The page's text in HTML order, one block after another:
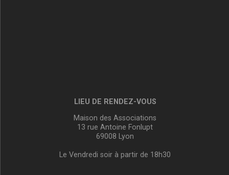
LIEU DE RENDEZ-VOUS
Maison des Associations
13 rue Antoine Fonlupt
69008 Lyon
Le Vendredi soir à partir de 18h30